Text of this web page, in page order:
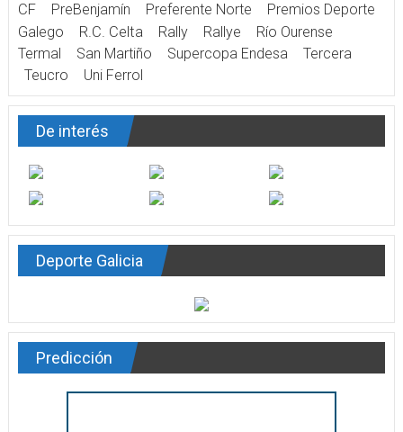
CF
PreBenjamín Preferente Norte
Premios Deporte
Galego
R.C. Celta Rally Rallye
Río Ourense
Termal
San Martiño Supercopa Endesa
Tercera
Teucro
Uni Ferrol
De interés
Deporte Galicia
Predicción